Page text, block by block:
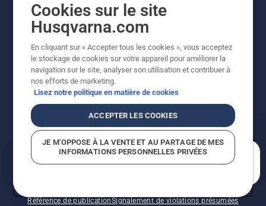
INSCRIPTION À LA NEWSLETTER
l'amélioration continue, le produit peut légèrement
varier par rapport aux images, mais la fonctionnalité de
Référence de publicationSignalement de violations présumées
Cookies sur le site
Husqvarna.com
En cliquant sur « Accepter tous les cookies », vous acceptez
le stockage de cookies sur votre appareil pour améliorer la
navigation sur le site, analyser son utilisation et contribuer à
nos efforts de marketing.
Lisez notre politique en matière de cookies
ACCEPTER LES COOKIES
JE M’OPPOSE À LA VENTE ET AU PARTAGE DE MES
INFORMATIONS PERSONNELLES PRIVÉES
En quoi pouvons-nous vous aider?